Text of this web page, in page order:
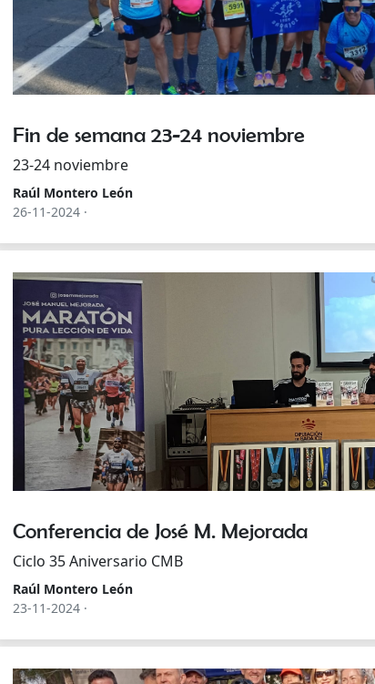
Fin de semana 23-24 noviembre
23-24 noviembre
Raúl Montero León
26-11-2024 ·
Conferencia de José M. Mejorada
Ciclo 35 Aniversario CMB
Raúl Montero León
23-11-2024 ·